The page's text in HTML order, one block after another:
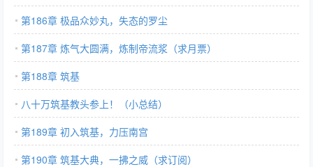
第186章 极品众妙丸，失态的罗尘
第187章 炼气大圆满，炼制帝流浆（求月票）
第188章 筑基
八十万筑基教头参上！（小总结）
第189章 初入筑基，力压南宫
第190章 筑基大典，一拂之威（求订阅）